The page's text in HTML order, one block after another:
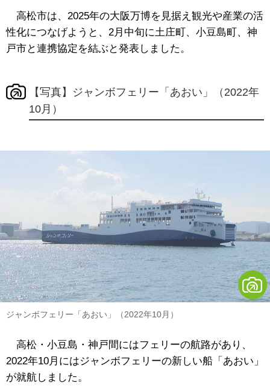
高松市は、2025年の大阪万博を見据え観光や産業の活
性化につなげようと、2月中旬に土庄町、小豆島町、神
戸市と連携協定を結ぶと発表しました。
【写真】ジャンボフェリー「あおい」（2022年
10月）
ジャンボフェリー「あおい」（2022年10月）
高松・小豆島・神戸間にはフェリーの航路があり、
2022年10月にはジャンボフェリーの新しい船「あおい」
が就航しました。